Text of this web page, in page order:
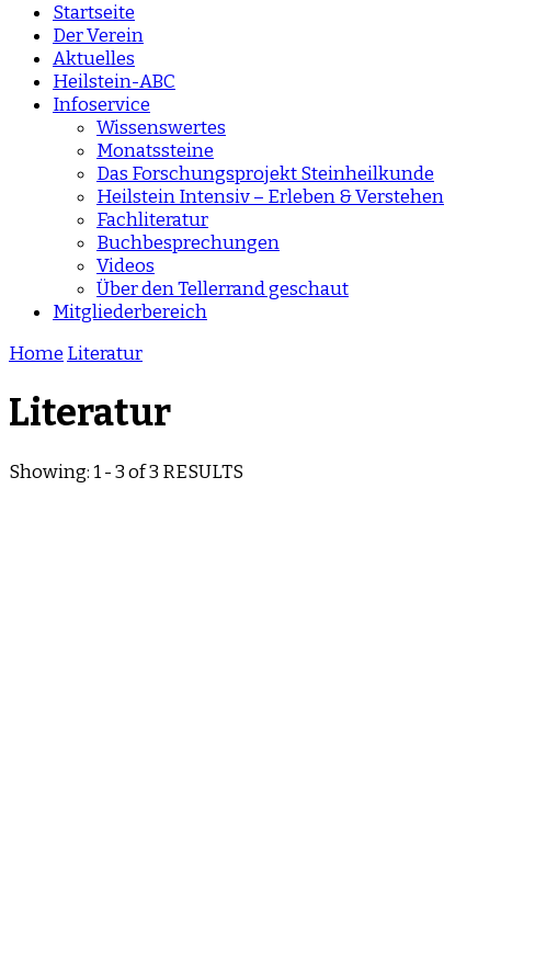
Startseite
Der Verein
Aktuelles
Heilstein-ABC
Infoservice
Wissenswertes
Monatssteine
Das Forschungsprojekt Steinheilkunde
Heilstein Intensiv – Erleben & Verstehen
Fachliteratur
Buchbesprechungen
Videos
Über den Tellerrand geschaut
Mitgliederbereich
Home Literatur
Literatur
Showing: 1 - 3 of 3 RESULTS